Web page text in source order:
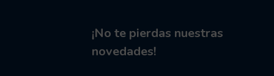
¡No te pierdas nuestras
novedades!